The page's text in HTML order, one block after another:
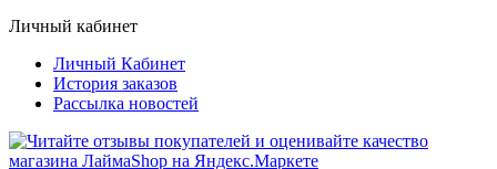
Личный кабинет
Личный Кабинет
История заказов
Рассылка новостей